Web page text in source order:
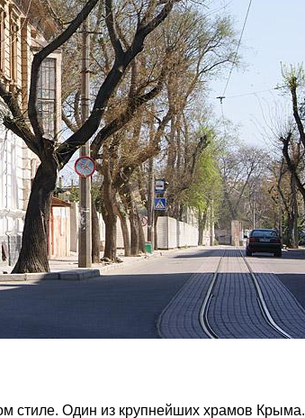
стиле. Один из крупнейших храмов Крыма.